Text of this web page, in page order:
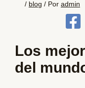
/ blog / Por admin
Los
del